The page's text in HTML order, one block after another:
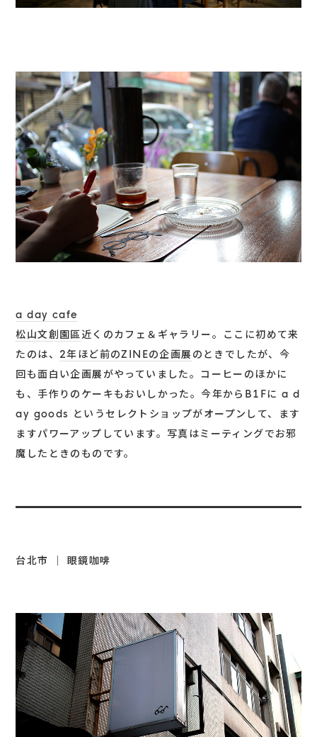
a day cafe
松山文創園區近くのカフェ＆ギャラリー。ここに初めて来
たのは、 2年ほど前のZINEの企画展 のときでしたが、今
回も面白い企画展がやっていました。コーヒーのほかに
も、手作りのケーキもおいしかった。今年からB1Fに a d
ay goods というセレクトショップがオープンして、ます
ますパワーアップしています。写真はミーティングでお邪
魔したときのものです。
台北市 ｜ 眼鏡咖啡